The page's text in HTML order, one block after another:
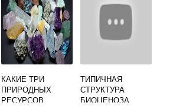
КАКИЕ ТРИ
ПРИРОДНЫХ
РЕСУРСОВ
ТИПИЧНАЯ
СТРУКТУРА
БИОЦЕНОЗА